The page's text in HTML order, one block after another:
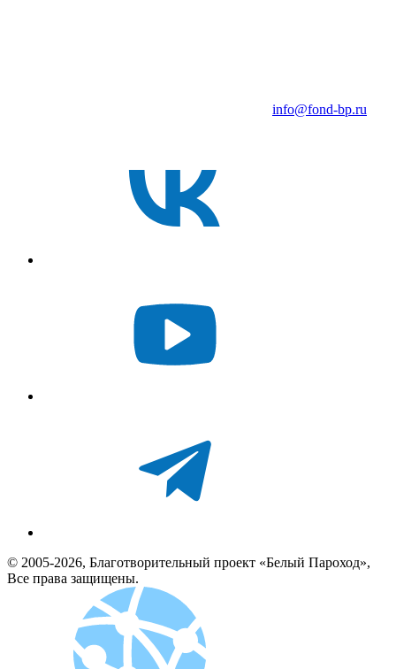
info@fond-bp.ru
© 2005-2026, Благотворительный проект «Белый Пароход»,
Все права защищены.